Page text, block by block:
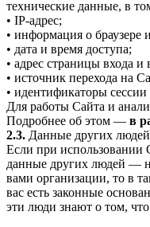
технические данные, в
• IP-адрес;
• информация о браузере
• дата и время доступа;
• адрес страницы входа и
• источник перехода на
• идентификаторы
Для работы Сайта и
Подробнее об этом — в
2.3. Данные других людей
Если при использовании
данные других людей —
вами организации, то в
вас есть законные
эти люди знают о том,